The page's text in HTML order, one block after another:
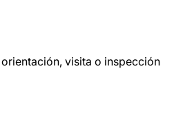
visita o inspección